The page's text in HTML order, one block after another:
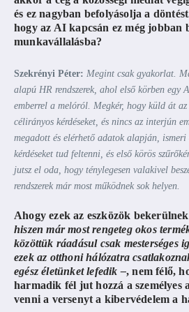
és ez nagyban befolyásolja a
hogy az AI kapcsán ez még jobban
munkavállalásba?
Szekrényi Péter: Megint csak gyakorlat.
alapú HR rendszerek, ahol első körben egy
emberrel a melóról. Megkér, hogy küld át
célirányos kérdéseket, és nincs az interjún
megadott és elérhető adatok alapján,
kérdéseket tud feltenni, és első körös
jutsz el oda, hogy ténylegesen valakivel
rendszerek már most működnek sok helyen.
Ahogy ezek az eszközök
hiszen már most rengeteg okos
közöttük ráadásul csak mesterséges
ezek az otthoni hálózatra
egész életünket lefedik –, nem félő,
harmadik fél jut hozzá a személyes
venni a versenyt a kibervédelem a